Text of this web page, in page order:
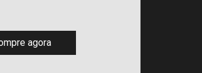
agora